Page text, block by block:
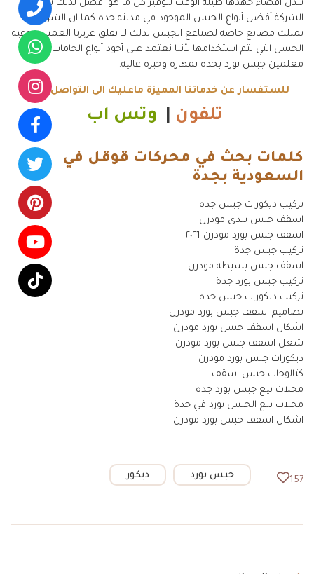
تبذل اقصاء جهدها طيلة الوقت لتوفير كل ما هو أفضل لذلك توفر
الشركة أفضل أنواع الجبس الموجود في مدينه جده كما ان الشركه
تمتلك مصانع خاصه لصناعع الجبس لذلك لا تقلق عزيزنا العميل بنوعيه
الجبس التي يتم استخدامها لأننا نعتمد على أجود أنواع الخامات وافضل
معلمين جبس بورد بجدة بمهارة وخبرة عالية.
للستفسار عن خدماتنا المميزة ماعليك الى التواصل معنا
تلفون وتس اب
كلمات بحث في محركات قوقل في
السعودية بجدة
تركيب ديكورات جبس جده
اسقف جبس بلدى مودرن
اسقف جبس بورد مودرن ٢٠٢1
تركيب جبس جدة
اسقف جبس بسيطه مودرن
تركيب جبس بورد جدة
تركيب ديكورات جبس جده
تصاميم اسقف جبس بورد مودرن
اشكال اسقف جبس بورد مودرن
شغل اسقف جبس بورد مودرن
ديكورات جبس بورد مودرن
كتالوجات جبس اسقف
محلات بيع جبس بورد جده
محلات بيع الجبس بورد في جدة
اشكال اسقف جبس بورد مودرن
157 جبس بورد ديكور